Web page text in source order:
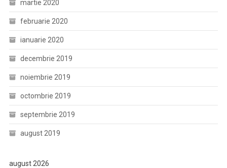
martie 2020
februarie 2020
ianuarie 2020
decembrie 2019
noiembrie 2019
octombrie 2019
septembrie 2019
august 2019
august 2026